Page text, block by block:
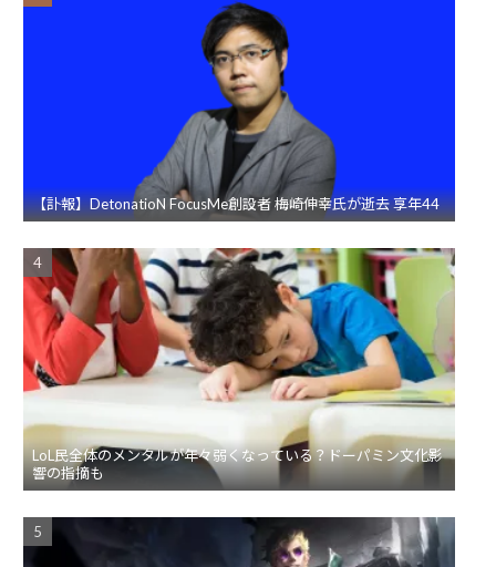
【訃報】DetonatioN FocusMe創設者 梅崎伸幸氏が逝去 享年44
LoL民全体のメンタルが年々弱くなっている？ドーパミン文化影
響の指摘も